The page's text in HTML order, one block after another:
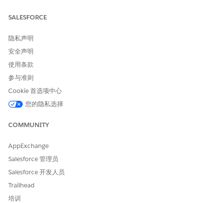
如果没有这种现代化的流，应用程序通常依赖于传统或不太安全的
供相同级别的加密绑定，增加了令牌拦截的风险。
攻击者尝试使用窃取的授权代码来访问受保护的资源，但尝试失
估计的 CVSS 得分范围
高 (7.0–8.9)。
风险影响注意事项
不实施这种集成的流会导致安全架构更加分散，令牌更容易在不同
会话之间被欺骗或重放。
高风险
SALESFORCE
隐私声明
安全声明
使用条款
参与准则
Cookie 首选项中心
您的隐私选择
COMMUNITY
AppExchange
Salesforce 管理员
Salesforce 开发人员
Trailhead
培训